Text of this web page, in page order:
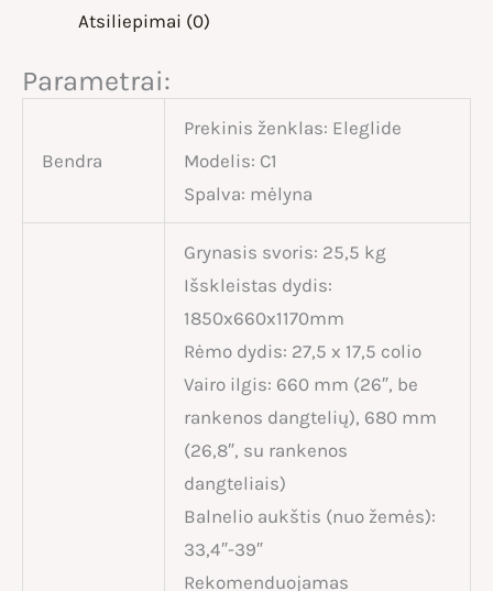
Atsiliepimai (0)
Parametrai:
Bendra
Prekinis ženklas: Eleglide
Modelis: C1
Spalva: mėlyna
Grynasis svoris: 25,5 kg
Išskleistas dydis:
1850x660x1170mm
Rėmo dydis: 27,5 x 17,5 colio
Vairo ilgis: 660 mm (26″, be
rankenos dangtelių), 680 mm
(26,8″, su rankenos
dangteliais)
Balnelio aukštis (nuo žemės):
33,4″-39″
Rekomenduojamas